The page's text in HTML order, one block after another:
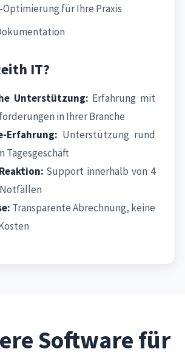
für Ihre Praxis
IT?
Unterstützung: Erfahrung mit
in Ihrer Branche
Erfahrung: Unterstützung rund
Tagesgeschäft
Support innerhalb von 4
Transparente Abrechnung, keine
Software für